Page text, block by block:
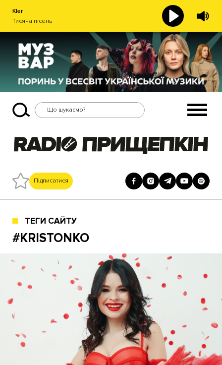
Kler
Тисяча пісень
Підписатися
ТЕГИ САЙТУ
#KRISTONKO